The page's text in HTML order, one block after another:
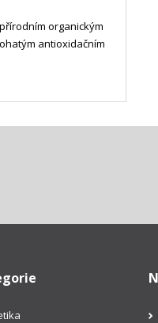
organickým
antioxidačním